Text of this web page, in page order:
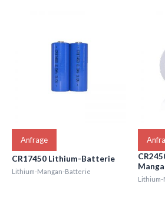
Anfrage
CR17450 Lithium-Batterie
Lithium-Mangan-Batterie